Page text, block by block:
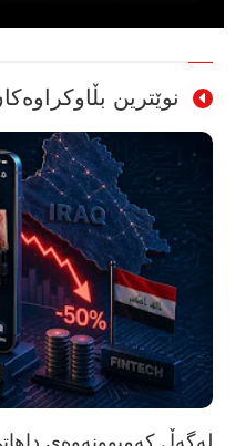
نوێترین
لەگەڵ کەمبوونەوەی